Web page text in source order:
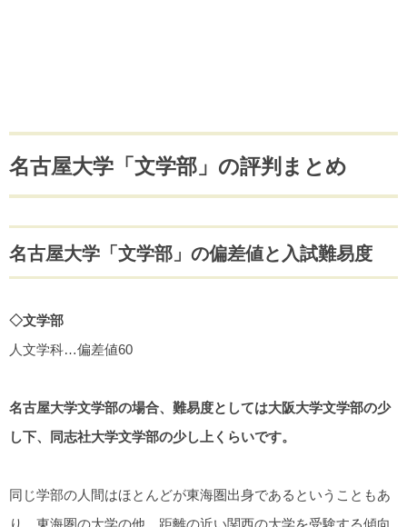
名古屋大学「文学部」の評判まとめ
名古屋大学「文学部」の偏差値と入試難易度
◇文学部
人文学科…偏差値60
名古屋大学文学部の場合、難易度としては大阪大学文学部の少
し下、同志社大学文学部の少し上くらいです。
同じ学部の人間はほとんどが東海圏出身であるということもあ